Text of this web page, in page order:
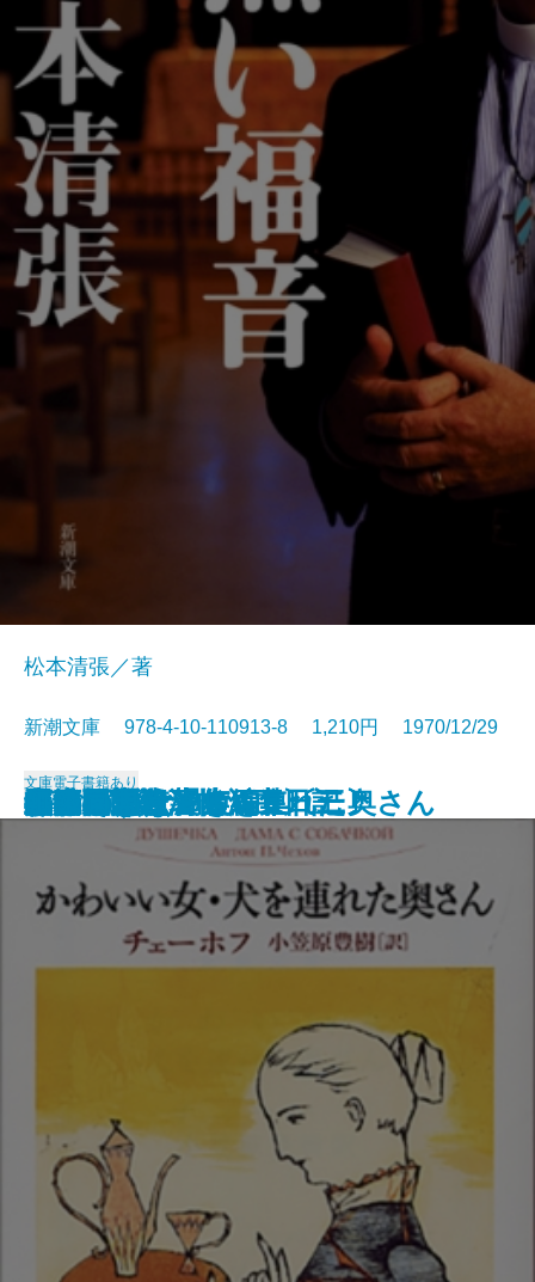
モーパッサン短編集〔三〕
ゼロの焦点
水いらず
モーパッサン短編集〔二〕
おごそかな渇き
モーパッサン短編集〔一〕
居酒屋
白痴〔上〕
白痴〔下〕
黒い福音
松本清張／著
新潮文庫 978-4-10-110913-8 1,210円 1970/12/29
文庫電子書籍あり
かわいい女・犬を連れた奥さん
第四間氷期
遅れてきた青年
おさん
眠狂四郎殺法帖〔下〕
眠狂四郎殺法帖〔上〕
黒い雨
半生の記
牛肉と馬鈴薯・酒中日記
飢餓同盟